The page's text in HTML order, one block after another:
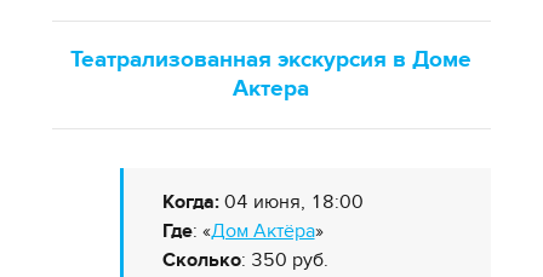
Театрализованная экскурсия в Доме
Актера
Когда: 04 июня, 18:00
Где: «Дом Актёра»
Сколько: 350 руб.